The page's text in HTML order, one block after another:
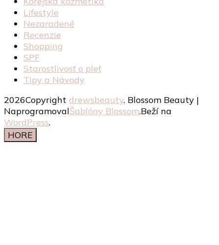
Lifestyle
Nezaradené
Recenzie
Shopping
SPF
Starostlivosť o pleť
Tipy a Návody
2026Copyright drewsbeauty. Blossom Beauty |
NaprogramovalŠablóny Blossom.Beží na
WordPress.
HORE